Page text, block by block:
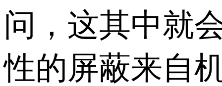
问，这其中就
性的屏蔽来自